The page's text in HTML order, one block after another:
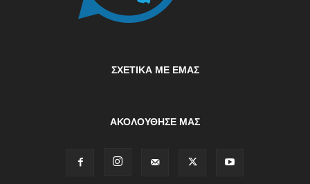
ΣΧΕΤΙΚΆ ΜΕ ΕΜΆΣ
ΑΚΟΛΟΥΘΗΣΕ ΜΑΣ